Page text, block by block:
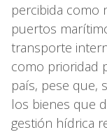
percibida como
puertos
transporte
como prioridad
país, pese que,
los bienes que
gestión hídrica